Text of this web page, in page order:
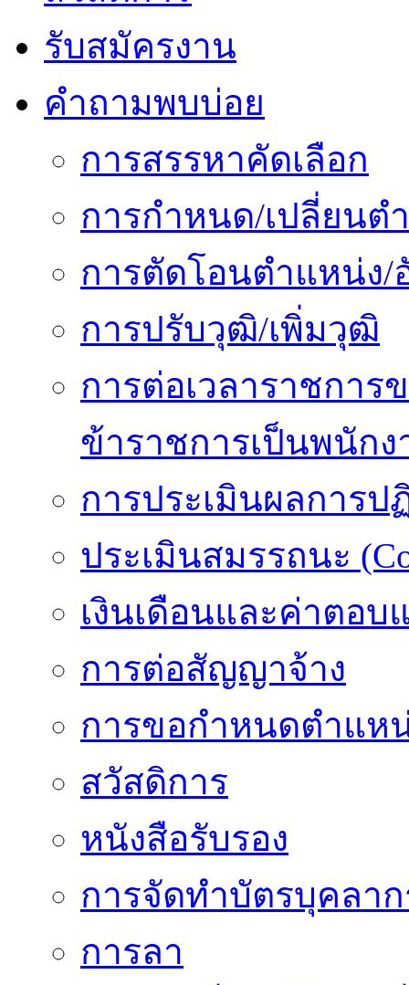
รับสมัครงาน
คำถามพบบ่อย
การสรรหาคัดเลือก
การกำหนด/เปลี่ยนต
การตัดโอนตำแหน่ง/
การปรับวุฒิ/เพิ่มวุฒิ
การต่อเวลาราชการ
ข้าราชการเป็นพนักง
การประเมินผลการป
ประเมินสมรรถนะ
เงินเดือนและค่าตอบ
การต่อสัญญาจ้าง
การขอกำหนดตำแห
สวัสดิการ
หนังสือรับรอง
การจัดทำบัตรบุคลา
การลา